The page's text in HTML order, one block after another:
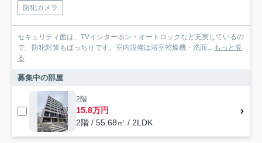
防犯カメラ
セキュリティ面は、TVインターホン・オートロックなど充実しているの
で、防犯対策もばっちりです。室内設備は浴室乾燥機・洗面... もっと見
る
募集中の部屋
2階
15.8万円
2階 / 55.68㎡ / 2LDK